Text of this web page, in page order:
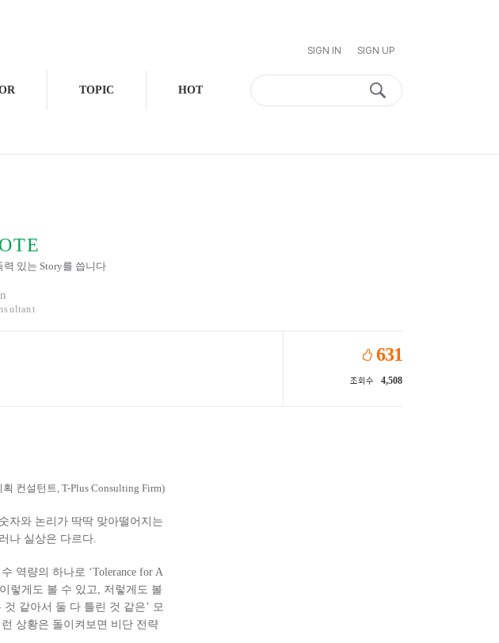
SIGN IN SIGN UP
TOPIC HOT
있는 Story를 씁니다
631
조회수 4,508
컨설턴트, T-Plus Consulting Firm)
자와 논리가 딱딱 맞아떨어지는
나 실상은 다르다.
역량의 하나로 ‘Tolerance for A
렇게도 볼 수 있고, 저렇게도 볼
같아서 둘 다 틀린 것 같은’ 모
상황은 돌이켜보면 비단 전략